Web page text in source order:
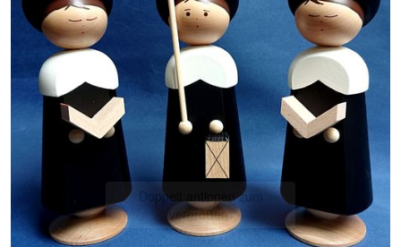
Doppelt antippen zum
vergrößern